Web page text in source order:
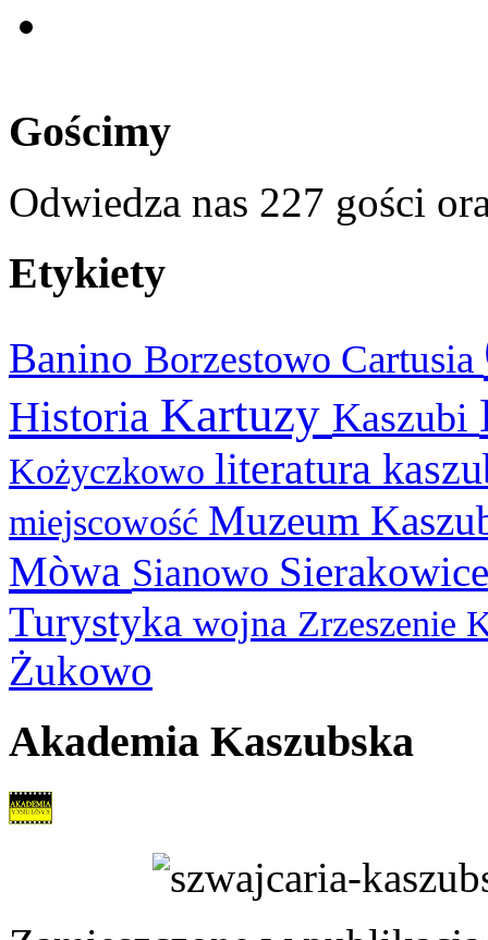
Gościmy
Odwiedza nas 227 gości
Etykiety
Banino Borzestowo Cartusia
Historia Kartuzy Kaszubi
Kożyczkowo literatura
miejscowość Muzeum
Mòwa Sianowo
Turystyka wojna Zrzeszenie
Żukowo
Akademia Kaszubska